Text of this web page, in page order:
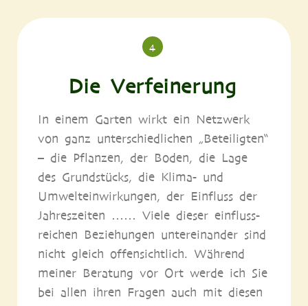
4
Die Verfeinerung
In einem Gar­ten wirkt ein Netz­werk
von ganz unter­schied­li­chen „Betei­lig­ten“
– die Pflan­zen, der Boden, die Lage
des Grund­stücks, die Kli­ma- und
Umwelt­ein­wir­kun­gen, der Ein­fluss der
Jah­res­zei­ten …… Vie­le die­ser ein­fluss­
rei­chen Bezie­hun­gen unter­ein­an­der sind
nicht gleich offen­sicht­lich. Wäh­rend
mei­ner Bera­tung vor Ort wer­de ich Sie
bei allen ihren Fra­gen auch mit die­sen